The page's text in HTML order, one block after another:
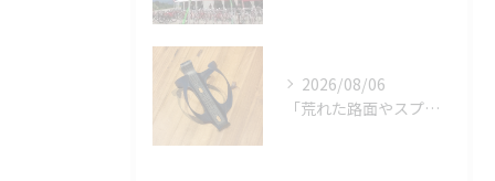
2026/08/06
「荒れた路面やスプリントでボトルが飛んでヒヤッとしたこと、あ...